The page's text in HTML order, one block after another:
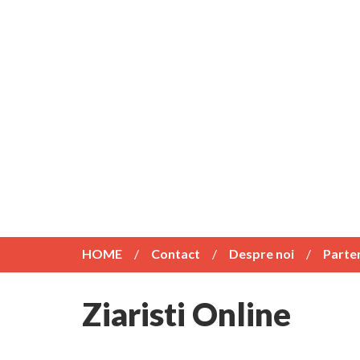
HOME Contact Despre noi
Ziaristi Online